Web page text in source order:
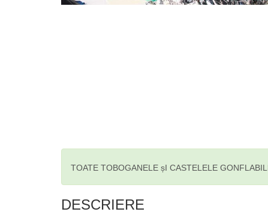
TOATE TOBOGANELE șI CASTELELE
DESCRIERE